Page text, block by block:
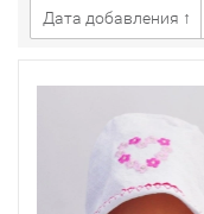
Дата добавления ↑